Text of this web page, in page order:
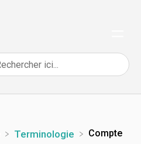
​Terminologie Compte